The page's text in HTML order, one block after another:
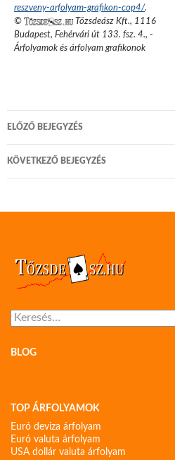
reszveny-arfolyam-grafikon-cop4/.
©
Tőzsdeász Kft., 1116
Budapest, Fehérvári út 133. fsz. 4., -
Árfolyamok és árfolyam grafikonok
Bejegyzés
navigáció
ELŐZŐ BEJEGYZÉS
KÖVETKEZŐ BEJEGYZÉS
Keresés:
BLOG
TOP ÁRFOLYAMOK
Euró deviza árfolyam
Euró valuta árfolyam
USA dollár valuta árfolyam